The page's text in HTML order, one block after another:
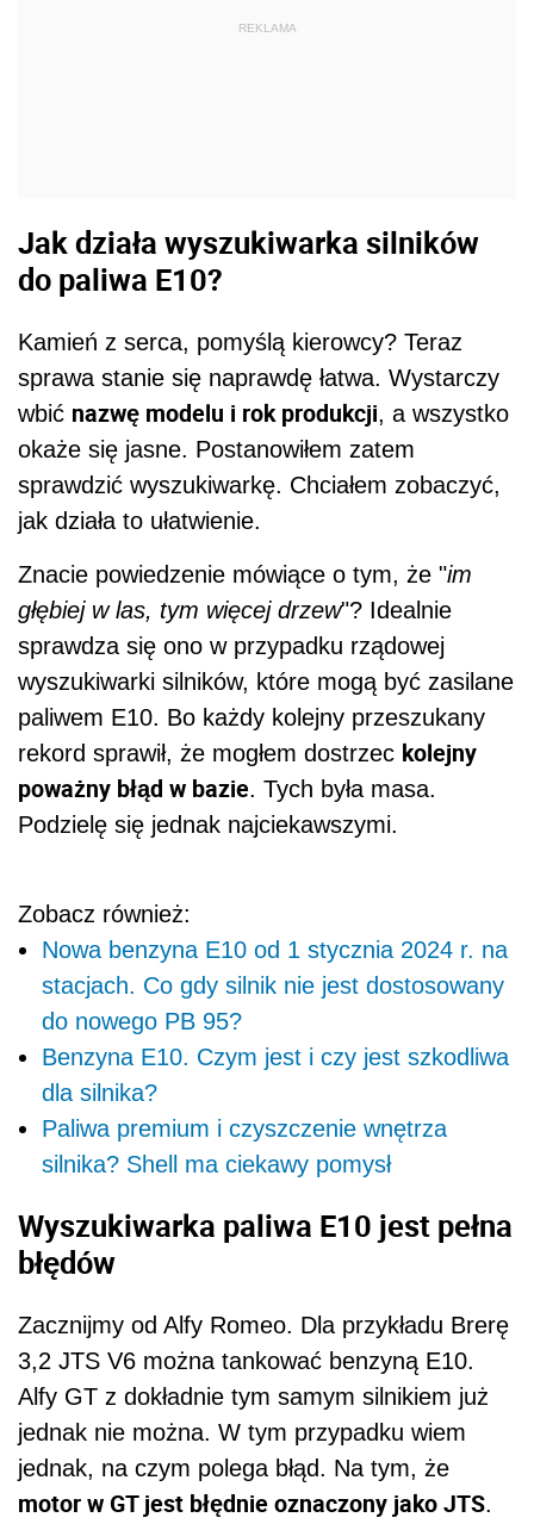
REKLAMA
Jak działa wyszukiwarka silników
do paliwa E10?
Kamień z serca, pomyślą kierowcy? Teraz
sprawa stanie się naprawdę łatwa. Wystarczy
wbić nazwę modelu i rok produkcji, a wszystko
okaże się jasne. Postanowiłem zatem
sprawdzić wyszukiwarkę. Chciałem zobaczyć,
jak działa to ułatwienie.
Znacie powiedzenie mówiące o tym, że "im
głębiej w las, tym więcej drzew"? Idealnie
sprawdza się ono w przypadku rządowej
wyszukiwarki silników, które mogą być zasilane
paliwem E10. Bo każdy kolejny przeszukany
rekord sprawił, że mogłem dostrzec kolejny
poważny błąd w bazie. Tych była masa.
Podzielę się jednak najciekawszymi.
Zobacz również:
Nowa benzyna E10 od 1 stycznia 2024 r. na
stacjach. Co gdy silnik nie jest dostosowany
do nowego PB 95?
Benzyna E10. Czym jest i czy jest szkodliwa
dla silnika?
Paliwa premium i czyszczenie wnętrza
silnika? Shell ma ciekawy pomysł
Wyszukiwarka paliwa E10 jest pełna
błędów
Zacznijmy od Alfy Romeo. Dla przykładu Brerę
3,2 JTS V6 można tankować benzyną E10.
Alfy GT z dokładnie tym samym silnikiem już
jednak nie można. W tym przypadku wiem
jednak, na czym polega błąd. Na tym, że
motor w GT jest błędnie oznaczony jako JTS.